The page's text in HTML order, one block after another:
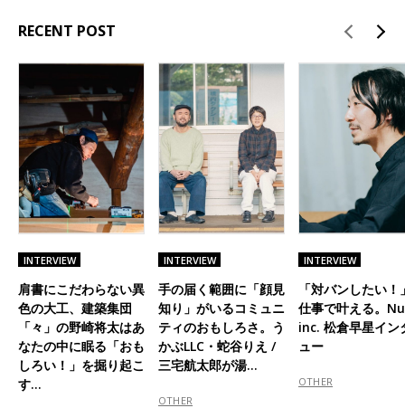
RECENT POST
INTERVIEW
肩書にこだわらない異
色の大工、建築集団
「々」の野崎将太はあ
なたの中に眠る「おも
しろい！」を掘り起こ
す…
INTERVIEW
手の届く範囲に「顔見
知り」がいるコミュニ
ティのおもしろさ。う
かぶLLC・蛇谷りえ /
三宅航太郎が湯…
OTHER
INTERVIEW
「対バンしたい！
仕事で叶える。
inc. 松倉早星イン
ュー
OTHER